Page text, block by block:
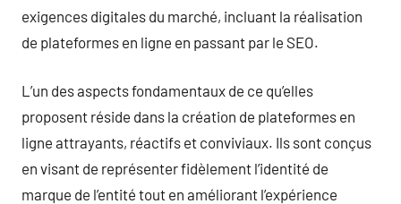
exigences digitales du marché, incluant la réalisation
de plateformes en ligne en passant par le SEO.
L’un des aspects fondamentaux de ce qu’elles
proposent réside dans la création de plateformes en
ligne attrayants, réactifs et conviviaux. Ils sont conçus
en visant de représenter fidèlement l’identité de
marque de l’entité tout en améliorant l’expérience